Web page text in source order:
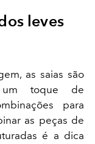
leves
as saias são
um toque de
para
as peças de
é a dica